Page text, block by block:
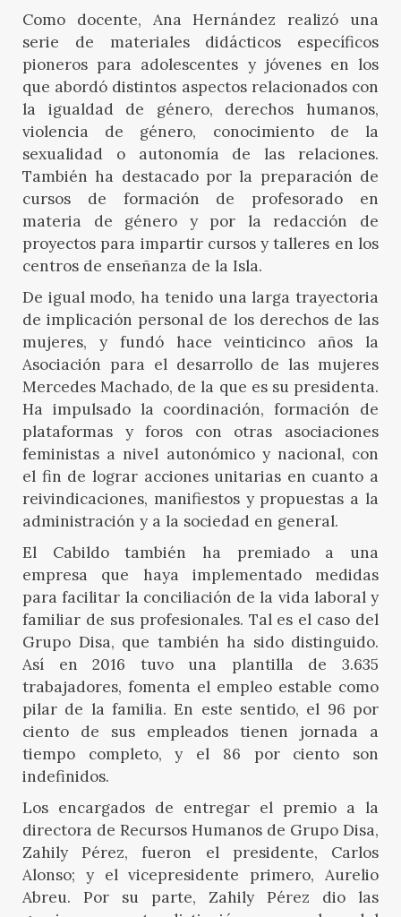
Como docente, Ana Hernández realizó una
serie de materiales didácticos específicos
pioneros para adolescentes y jóvenes en los
que abordó distintos aspectos relacionados con
la igualdad de género, derechos humanos,
violencia de género, conocimiento de la
sexualidad o autonomía de las relaciones.
También ha destacado por la preparación de
cursos de formación de profesorado en
materia de género y por la redacción de
proyectos para impartir cursos y talleres en los
centros de enseñanza de la Isla.
De igual modo, ha tenido una larga trayectoria
de implicación personal de los derechos de las
mujeres, y fundó hace veinticinco años la
Asociación para el desarrollo de las mujeres
Mercedes Machado, de la que es su presidenta.
Ha impulsado la coordinación, formación de
plataformas y foros con otras asociaciones
feministas a nivel autonómico y nacional, con
el fin de lograr acciones unitarias en cuanto a
reivindicaciones, manifiestos y propuestas a la
administración y a la sociedad en general.
El Cabildo también ha premiado a una
empresa que haya implementado medidas
para facilitar la conciliación de la vida laboral y
familiar de sus profesionales. Tal es el caso del
Grupo Disa, que también ha sido distinguido.
Así en 2016 tuvo una plantilla de 3.635
trabajadores, fomenta el empleo estable como
pilar de la familia. En este sentido, el 96 por
ciento de sus empleados tienen jornada a
tiempo completo, y el 86 por ciento son
indefinidos.
Los encargados de entregar el premio a la
directora de Recursos Humanos de Grupo Disa,
Zahily Pérez, fueron el presidente, Carlos
Alonso; y el vicepresidente primero, Aurelio
Abreu. Por su parte, Zahily Pérez dio las